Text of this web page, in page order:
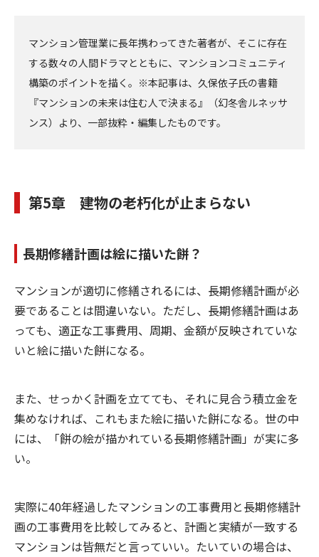
マンション管理業に長年携わってきた著者が、そこに存在
する数々の人間ドラマとともに、マンションコミュニティ
構築のポイントを描く。※本記事は、久保依子氏の書籍
『マンションの未来は住む人で決まる』（幻冬舎ルネッサ
ンス）より、一部抜粋・編集したものです。
第5章 建物の老朽化が止まらない
長期修繕計画は絵に描いた餅？
マンションが適切に修繕されるには、長期修繕計画が必
要であることは間違いない。ただし、長期修繕計画はあ
っても、適正な工事費用、周期、金額が反映されていな
いと絵に描いた餅になる。
また、せっかく計画を立てても、それに見合う積立金を
集めなければ、これもまた絵に描いた餅になる。世の中
には、「餅の絵が描かれている長期修繕計画」が実に多
い。
実際に40年経過したマンションの工事費用と長期修繕計
画の工事費用を比較してみると、計画と実績が一致する
マンションは皆無だと言っていい。たいていの場合は、